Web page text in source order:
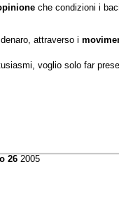
che condizioni i
attraverso i
voglio solo far
26 2005